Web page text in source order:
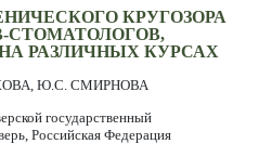
КРУГОЗОРА
СТОМАТОЛОГОВ,
РАЗЛИЧНЫХ КУРСАХ
Ю.С. СМИРНОВА
государственный
Российская Федерация